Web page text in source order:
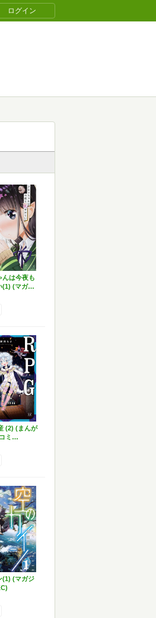
ログイン
んは今夜も
(1) (マガ…
(2) (まんが
ミ…
(1) (マガジ